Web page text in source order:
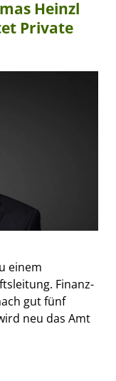
Heinzl
Private
einem
Finanz-
gut fünf
neu das Amt